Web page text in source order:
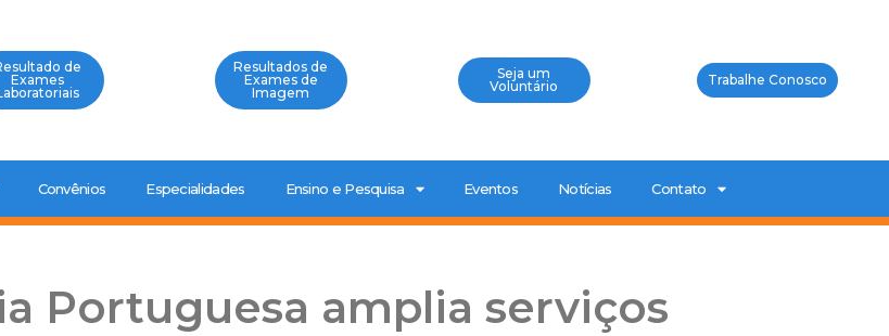
de
Exames
Resultados de
Exames de
Imagem
Seja um
Voluntário
Trabalhe Conosco
Convênios Especialidades Ensino e Pesquisa Eventos Notícias Contato
Portuguesa amplia serviços